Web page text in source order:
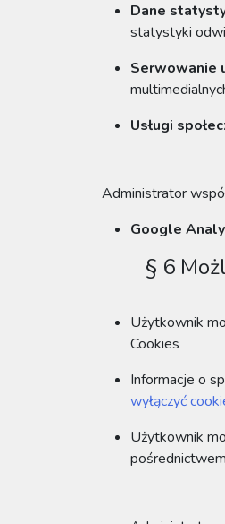
Dane
statystyki
Serwowanie
Usługi
Administrator
Google
§ 6
Użytkownik
Cookies
Informacje o
wyłączyć
Użytkownik